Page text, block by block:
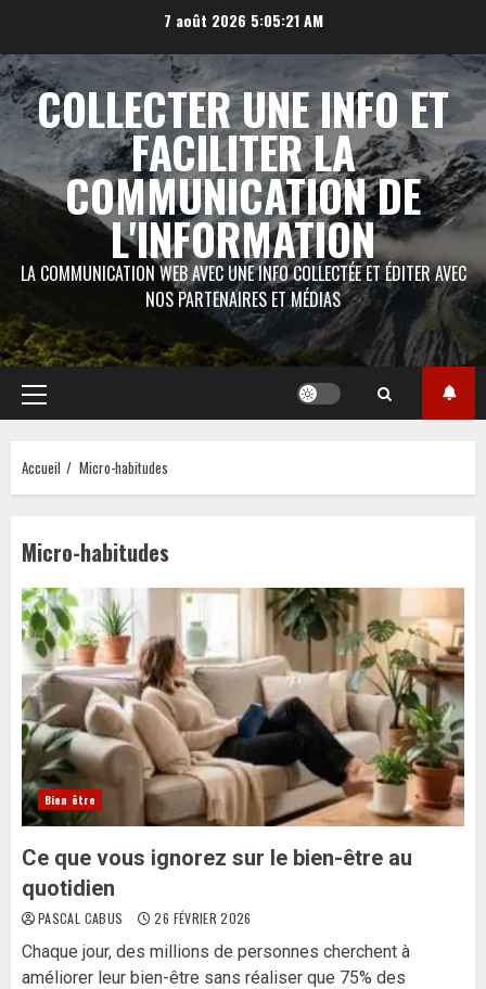
contenu
7 août 2026 5:05:21 AM
COLLECTER UNE INFO ET
FACILITER LA
COMMUNICATION DE
L'INFORMATION
LA COMMUNICATION WEB AVEC UNE INFO COLLECTÉE ET ÉDITER AVEC
NOS PARTENAIRES ET MÉDIAS
Menu
principal
Accueil Micro-habitudes
Micro-habitudes
Bien être
Ce que vous ignorez sur le bien-être au
quotidien
PASCAL CABUS 26 FÉVRIER 2026
Chaque jour, des millions de personnes cherchent à
améliorer leur bien-être sans réaliser que 75% des